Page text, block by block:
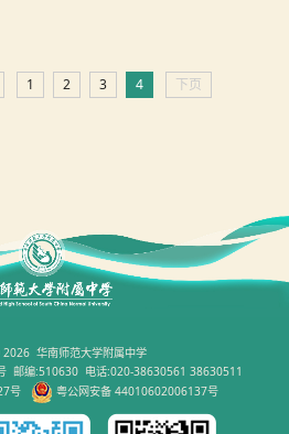
1 2 3 4 下页
华南师范大学附属中学
邮编:510630 电话:020-38630561 38630511
号
粤公网安备 44010602006137号